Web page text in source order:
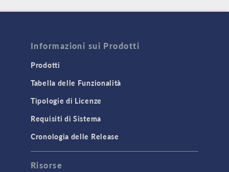
Informazioni sui Prodotti
Prodotti
Tabella delle Funzionalità
Tipologie di Licenze
Requisiti di Sistema
Cronologia delle Release
Risorse